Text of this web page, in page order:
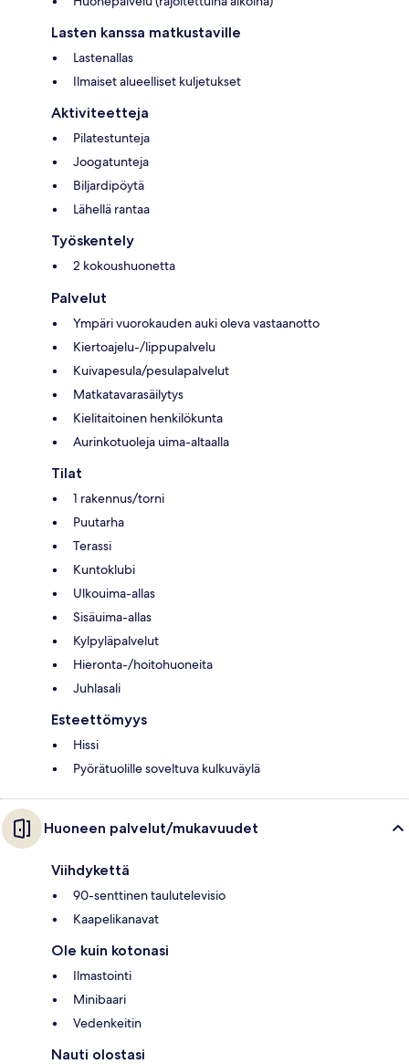
Lasten kanssa matkustaville
Lastenallas
Ilmaiset alueelliset kuljetukset
Aktiviteetteja
Pilatestunteja
Joogatunteja
Biljardipöytä
Lähellä rantaa
Työskentely
2 kokoushuonetta
Palvelut
Ympäri vuorokauden auki oleva vastaanotto
Kiertoajelu-/lippupalvelu
Kuivapesula/pesulapalvelut
Matkatavarasäilytys
Kielitaitoinen henkilökunta
Aurinkotuoleja uima-altaalla
Tilat
1 rakennus/torni
Puutarha
Terassi
Kuntoklubi
Ulkouima-allas
Sisäuima-allas
Kylpyläpalvelut
Hieronta-/hoitohuoneita
Juhlasali
Esteettömyys
Hissi
Pyörätuolille soveltuva kulkuväylä
Huoneen palvelut/mukavuudet
Viihdykettä
90-senttinen taulutelevisio
Kaapelikanavat
Ole kuin kotonasi
Ilmastointi
Minibaari
Vedenkeitin
Nauti olostasi